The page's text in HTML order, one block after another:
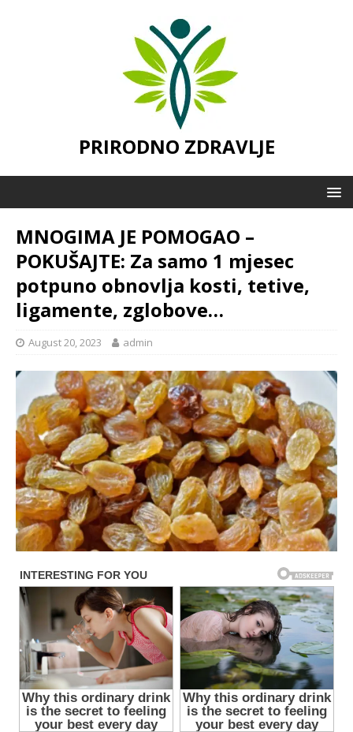
PRIRODNO ZDRAVLJE
MNOGIMA JE POMOGAO –
POKUŠAJTE: Za samo 1 mjesec
potpuno obnovlja kosti, tetive,
ligamente, zglobove…
August 20, 2023 admin